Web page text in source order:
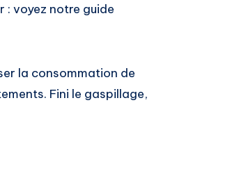
: voyez notre guide
la consommation de
Fini le gaspillage,